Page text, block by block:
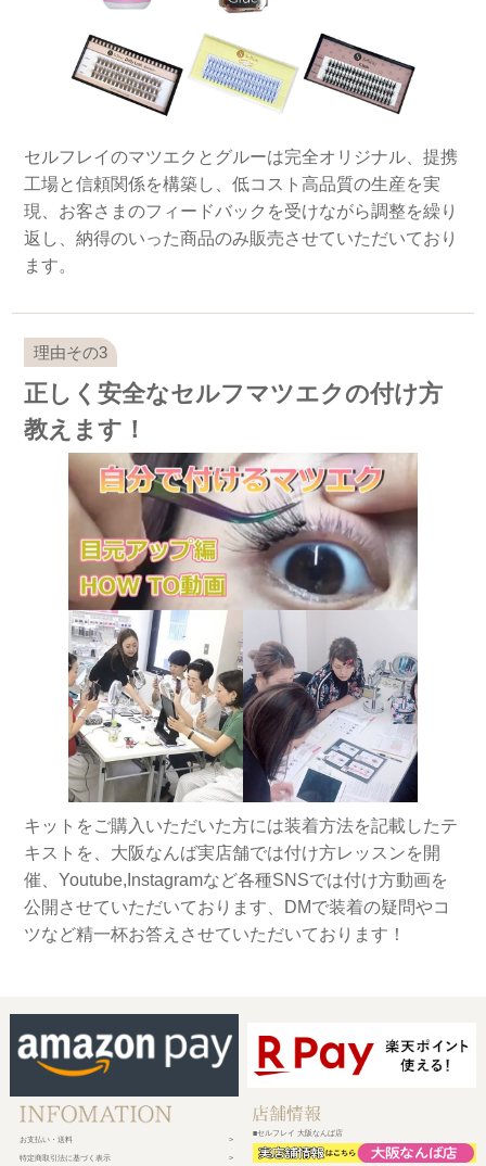
セルフレイのマツエクとグルーは完全オリジナル、提携
工場と信頼関係を構築し、低コスト高品質の生産を実
現、お客さまのフィードバックを受けながら調整を繰り
返し、納得のいった商品のみ販売させていただいており
ます。
正しく安全なセルフマツエクの付け方
教えます！
キットをご購入いただいた方には装着方法を記載したテ
キストを、大阪なんば実店舗では付け方レッスンを開
催、Youtube,Instagramなど各種SNSでは付け方動画を
公開させていただいております、DMで装着の疑問やコ
ツなど精一杯お答えさせていただいております！
お支払い・送料
特定商取引法に基づく表示
■セルフレイ 大阪なんば店